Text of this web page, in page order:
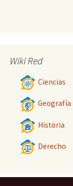
Wiki Red
Ciencias
Geografía
Historia
Derecho